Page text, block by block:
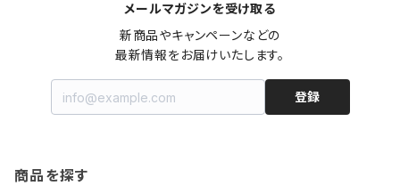
メールマガジンを受け取る
新商品やキャンペーンなどの
最新情報をお届けいたします。
登録
商品を探す